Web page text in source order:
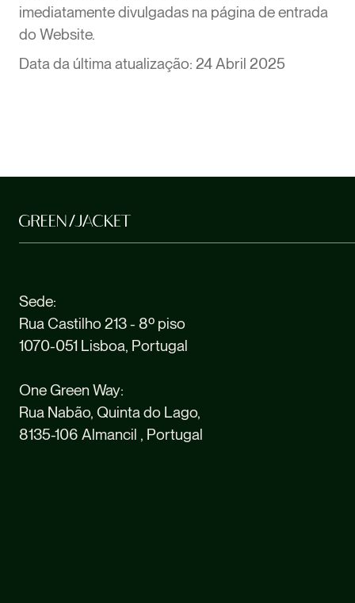
imediatamente divulgadas na página de entrada
do Website.
Data da última atualização: 24 Abril 2025
Sede:
Rua Castilho 213 - 8º piso
1070-051 Lisboa, Portugal
One Green Way:
Rua Nabão, Quinta do Lago,
8135-106 Almancil , Portugal